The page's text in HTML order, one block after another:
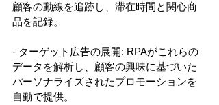
顧客の動線を追跡し、滞在時間と関心商
品を記録。
- ターゲット広告の展開: RPAがこれらの
データを解析し、顧客の興味に基づいた
パーソナライズされたプロモーションを
自動で提供。